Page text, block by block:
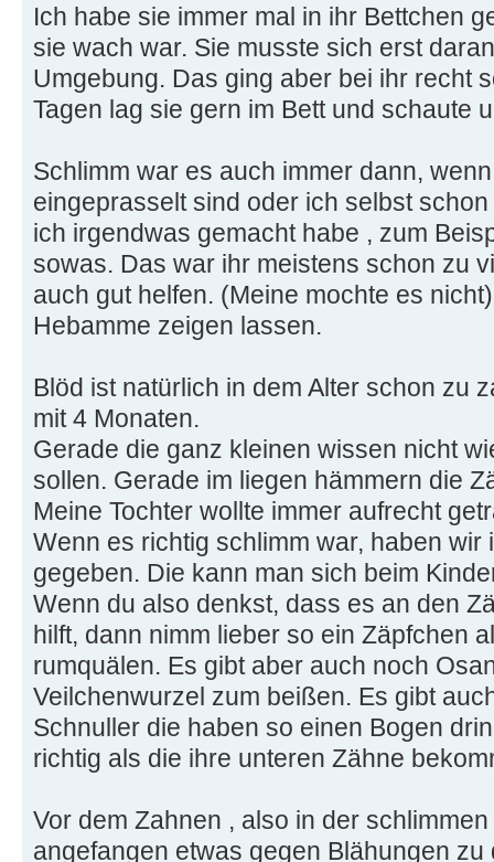
Ich habe sie immer mal in ihr Bettchen
sie wach war. Sie musste sich erst
Umgebung. Das ging aber bei ihr recht
Tagen lag sie gern im Bett und schaute
Schlimm war es auch immer dann,
eingeprasselt sind oder ich selbst
ich irgendwas gemacht habe , zum
sowas. Das war ihr meistens schon zu
auch gut helfen. (Meine mochte es
Hebamme zeigen lassen.
Blöd ist natürlich in dem Alter schon zu
mit 4 Monaten.
Gerade die ganz kleinen wissen nicht
sollen. Gerade im liegen hämmern die
Meine Tochter wollte immer aufrecht
Wenn es richtig schlimm war, haben wir
gegeben. Die kann man sich beim
Wenn du also denkst, dass es an den
hilft, dann nimm lieber so ein Zäpfchen
rumquälen. Es gibt aber auch noch
Veilchenwurzel zum beißen. Es gibt
Schnuller die haben so einen Bogen
richtig als die ihre unteren Zähne
Vor dem Zahnen , also in der
angefangen etwas gegen Blähungen